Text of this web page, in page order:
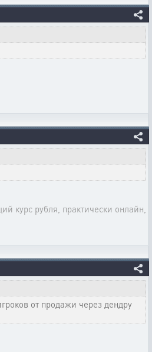
курс рубля, практически онлайн,
от продажи через дендру